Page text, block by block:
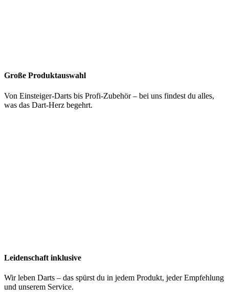
Große Produktauswahl
Von Einsteiger-Darts bis Profi-Zubehör – bei uns findest du alles,
was das Dart-Herz begehrt.
Leidenschaft inklusive
Wir leben Darts – das spürst du in jedem Produkt, jeder Empfehlung
und unserem Service.